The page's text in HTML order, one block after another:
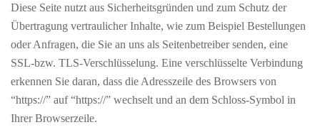
Diese Seite nutzt aus Sicherheitsgründen und zum Schutz der
Übertragung vertraulicher Inhalte, wie zum Beispiel Bestellungen
oder Anfragen, die Sie an uns als Seitenbetreiber senden, eine
SSL-bzw. TLS-Verschlüsselung. Eine verschlüsselte Verbindung
erkennen Sie daran, dass die Adresszeile des Browsers von
“https://” auf “https://” wechselt und an dem Schloss-Symbol in
Ihrer Browserzeile.